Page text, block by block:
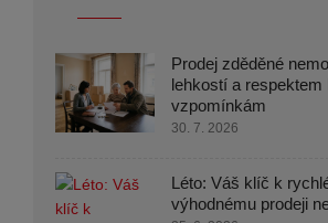
Prodej zděděné
lehkostí a respektem
vzpomínkám
30. 7. 2026
Léto: Váš klíč k
výhodnému prodeji